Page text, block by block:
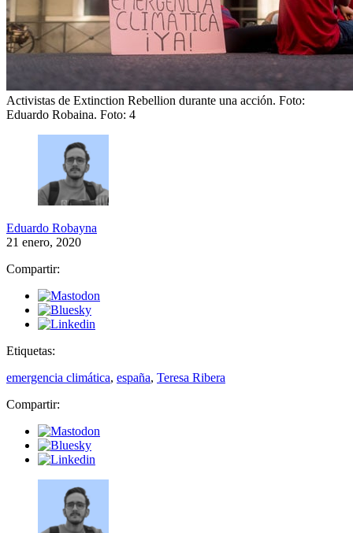
Activistas de Extinction Rebellion durante una acción. Foto:
Eduardo Robaina. Foto: 4
Eduardo Robayna
21 enero, 2020
Compartir:
Etiquetas:
emergencia climática, españa, Teresa Ribera
Compartir: